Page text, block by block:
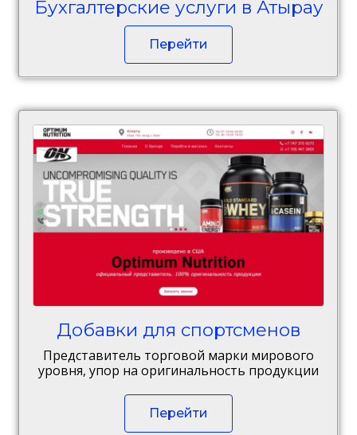
Бухгалтерские услуги в Атырау
Перейти
Добавки для спортсменов
Представитель торговой марки мирового
уровня, упор на оригинальность продукции
Перейти